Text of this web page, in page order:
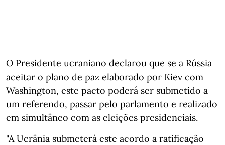
O Presidente ucraniano declarou que se a Rússia
aceitar o plano de paz elaborado por Kiev com
Washington, este pacto poderá ser submetido a
um referendo, passar pelo parlamento e realizado
em simultâneo com as eleições presidenciais.
"A Ucrânia submeterá este acordo a ratificação